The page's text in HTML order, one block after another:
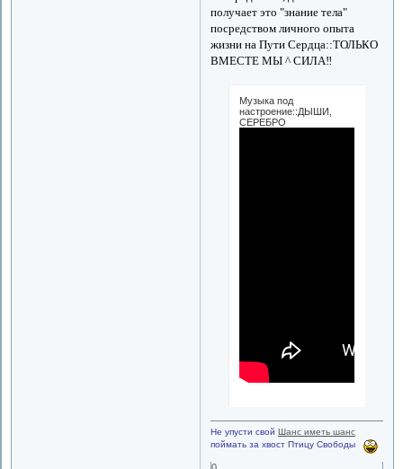
получает это "знание тела"
посредством личного опыта
жизни на Пути Сердца::ТОЛЬКО
ВМЕСТЕ МЫ ^ СИЛА‼
Музыка под
настроение::ДЫШИ,
СЕРЕБРО
Не упусти свой Шанс иметь шанс
поймать за хвост Птицу Свободы